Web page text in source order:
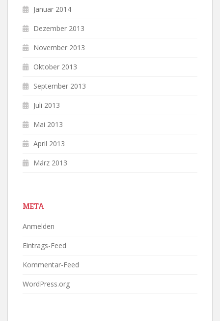
Januar 2014
Dezember 2013
November 2013
Oktober 2013
September 2013
Juli 2013
Mai 2013
April 2013
März 2013
META
Anmelden
Eintrags-Feed
Kommentar-Feed
WordPress.org